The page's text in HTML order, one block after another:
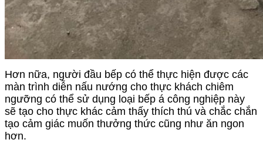
Hơn nữa, người đầu bếp có thể thực hiện được các
màn trình diễn nấu nướng cho thực khách chiêm
ngưỡng có thể sử dụng loại bếp á công nghiệp này
sẽ tạo cho thực khác cảm thấy thích thú và chắc chắn
tạo cảm giác muốn thưởng thức cũng như ăn ngon
hơn.